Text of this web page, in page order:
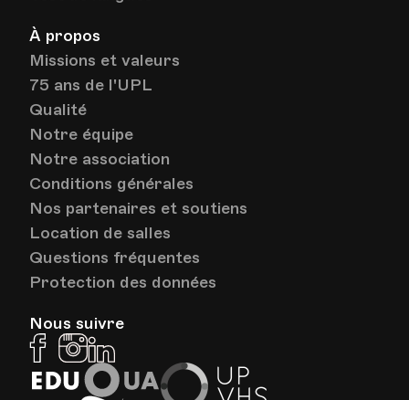
À propos
Missions et valeurs
75 ans de l'UPL
Qualité
Notre équipe
Notre association
Conditions générales
Nos partenaires et soutiens
Location de salles
Questions fréquentes
Protection des données
Nous suivre
FacebookInstagram
EduQua